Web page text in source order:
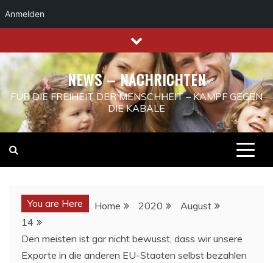
Anmelden
to
content
NEWS – NACHRICHTEN
FÜR DIE FREIHEIT DER MENSCHHEIT – KAMPF GEGEN
DIE KABALE
You are Here Home 2020
August
14
Den meisten ist gar nicht bewusst, dass wir unsere
Exporte in die anderen EU-Staaten selbst bezahlen